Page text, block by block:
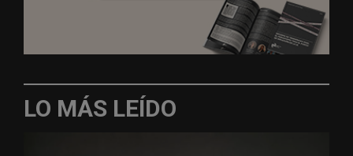
LO MÁS LEÍDO